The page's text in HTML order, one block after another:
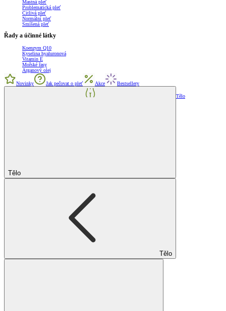
Mastná pleť
Problematická pleť
Citlivá pleť
Normální pleť
Smíšená pleť
Řady a účinné látky
Koenzym Q10
Kyselina hyaluronová
Vitamin E
Mořské řasy
Arganový olej
Novinky Jak pečovat o pleť Akce Bestsellery
Tělo
Tělo
Tělo